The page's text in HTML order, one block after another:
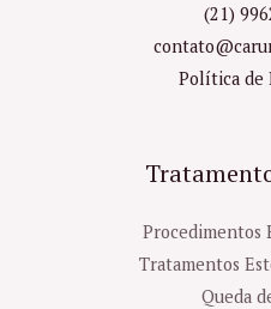
(21)
Política de
Procedimentos
Tratamentos
Queda